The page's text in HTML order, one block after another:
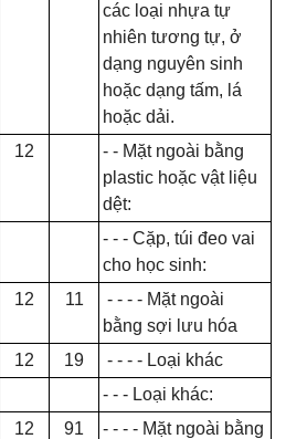
các loại nhựa tự
nhiên tương tự, ở
dạng nguyên sinh
hoặc dạng tấm, lá
hoặc dải.
12
- - Mặt ngoài bằng
plastic hoặc vật liệu
dệt:
- - - Cặp, túi đeo vai
cho học sinh:
12 11 - - - - Mặt ngoài
bằng sợi lưu hóa
12 19 - - - - Loại khác
- - - Loại khác:
12 91 - - - - Mặt ngoài bằng